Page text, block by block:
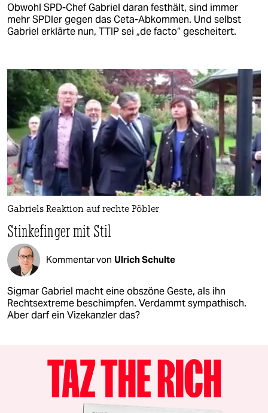
Obwohl SPD-Chef Gabriel daran festhält, sind immer
mehr SPDler gegen das Ceta-Abkommen. Und selbst
Gabriel erklärte nun, TTIP sei „de facto“ gescheitert.
Gabriels Reaktion auf rechte Pöbler
Stinkefinger mit Stil
Kommentar von Ulrich Schulte
Sigmar Gabriel macht eine obszöne Geste, als ihn
Rechtsextreme beschimpfen. Verdammt sympathisch.
Aber darf ein Vizekanzler das?